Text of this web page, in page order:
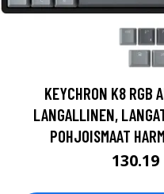
KEYCHRON K8 RGB
LANGALLINEN,
POHJOISMAAT
130.19